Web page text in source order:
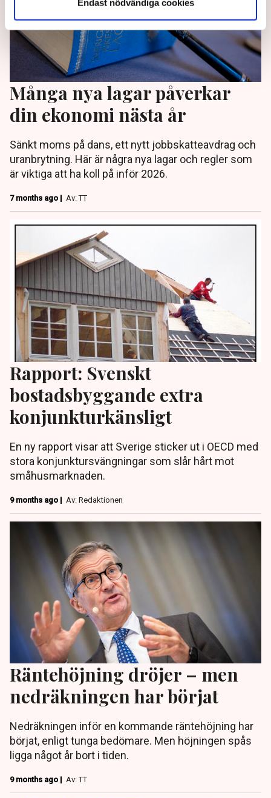
Endast nödvändiga cookies
Många nya lagar påverkar
din ekonomi nästa år
Sänkt moms på dans, ett nytt jobbskatteavdrag och
uranbrytning. Här är några nya lagar och regler som
är viktiga att ha koll på inför 2026.
7 months ago | Av: TT
Rapport: Svenskt
bostadsbyggande extra
konjunkturkänsligt
En ny rapport visar att Sverige sticker ut i OECD med
stora konjunktursvängningar som slår hårt mot
småhusmarknaden.
9 months ago | Av: Redaktionen
Räntehöjning dröjer – men
nedräkningen har börjat
Nedräkningen inför en kommande räntehöjning har
börjat, enligt tunga bedömare. Men höjningen spås
ligga något år bort i tiden.
9 months ago | Av: TT